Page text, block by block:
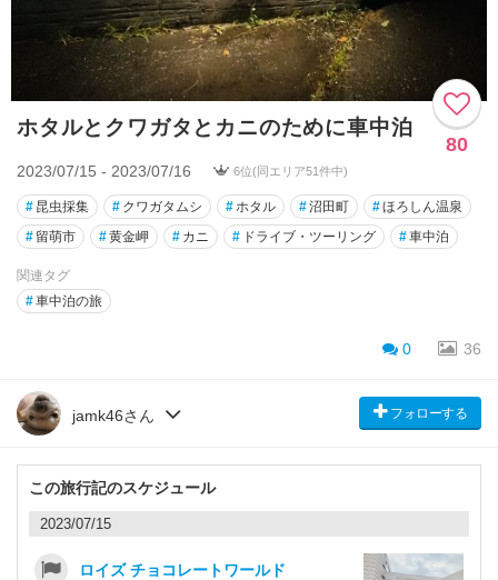
ホタルとクワガタとカニのために車中泊
80
2023/07/15 - 2023/07/16 6位(同エリア51件中)
# 昆虫採集 # クワガタムシ #ホタル #沼田町 #ほろしん温泉
# 留萌市 #黄金岬 # カニ # ドライブ・ツーリング #車中泊
関連タグ
#車中泊の旅
0 36
jamk46さん フォローする
この旅行記のスケジュール
2023/07/15
ロイズ チョコレートワールド